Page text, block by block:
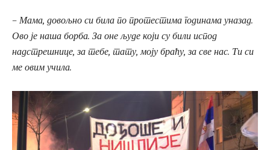
– Мама, довољно си била по протестима годинама уназад.
Ово је наша борба. За оне људе који су били испод
надстрешнице, за тебе, тату, моју браћу, за све нас. Ти си
ме овим учила.